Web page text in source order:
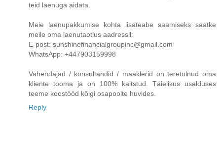
teid laenuga aidata.
Meie laenupakkumise kohta lisateabe saamiseks saatke
meile oma laenutaotlus aadressil:
E-post: sunshinefinancialgroupinc@gmail.com
WhatsApp: +447903159998
Vahendajad / konsultandid / maaklerid on teretulnud oma
kliente tooma ja on 100% kaitstud. Täielikus usalduses
teeme koostööd kõigi osapoolte huvides.
Reply